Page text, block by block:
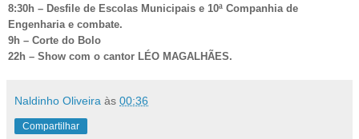
8:30h – Desfile de Escolas Municipais e 10ª Companhia de
Engenharia e combate.
9h – Corte do Bolo
22h – Show com o cantor LÉO MAGALHÃES.
Naldinho Oliveira às 00:36
Compartilhar